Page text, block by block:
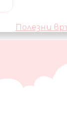
Полезни